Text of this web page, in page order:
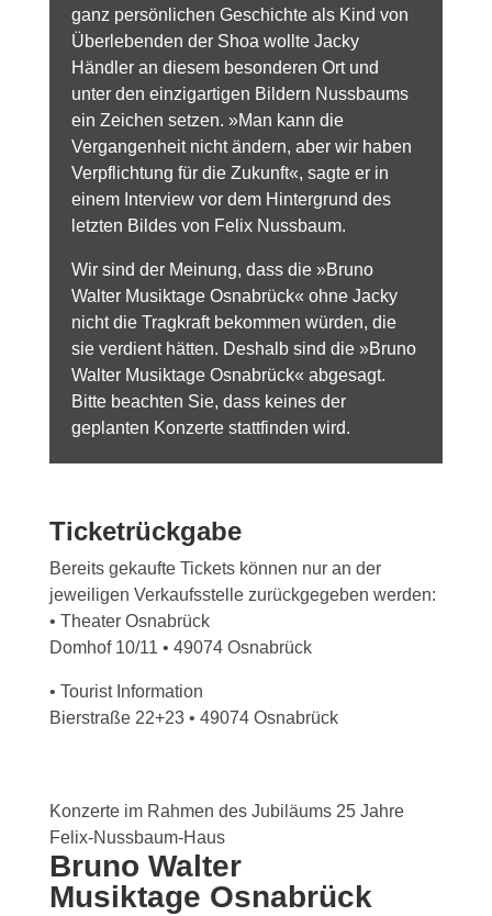
ganz persönlichen Geschichte als Kind von
Überlebenden der Shoa wollte Jacky
Händler an diesem besonderen Ort und
unter den einzigartigen Bildern Nussbaums
ein Zeichen setzen. »Man kann die
Vergangenheit nicht ändern, aber wir haben
Verpflichtung für die Zukunft«, sagte er in
einem Interview vor dem Hintergrund des
letzten Bildes von Felix Nussbaum.
Wir sind der Meinung, dass die »Bruno
Walter Musiktage Osnabrück« ohne Jacky
nicht die Tragkraft bekommen würden, die
sie verdient hätten. Deshalb sind die »Bruno
Walter Musiktage Osnabrück« abgesagt.
Bitte beachten Sie, dass keines der
geplanten Konzerte stattfinden wird.
Ticketrückgabe
Bereits gekaufte Tickets können nur an der
jeweiligen Verkaufsstelle zurückgegeben werden:
• Theater Osnabrück
Domhof 10/11 • 49074 Osnabrück
• Tourist Information
Bierstraße 22+23 • 49074 Osnabrück
Konzerte im Rahmen des Jubiläums 25 Jahre
Felix-Nussbaum-Haus
Bruno Walter
Musiktage Osnabrück